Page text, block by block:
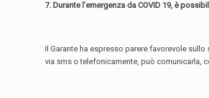
7. Durante l’emergenza da COVID 19, è
Il Garante ha espresso parere favorevole
via sms o telefonicamente, può comunicarla,